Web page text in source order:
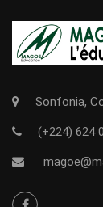
Sonfonia,
(+224) 624